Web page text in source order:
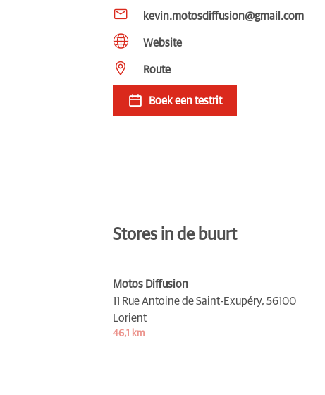
kevin.motosdiffusion@gmail.com
Website
Route
Boek een testrit
Stores in de buurt
Motos Diffusion
11 Rue Antoine de Saint-Exupéry, 56100
Lorient
46,1 km